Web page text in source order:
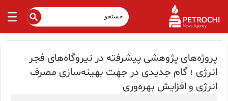
پروژه‌های پژوهشی پیشرفته در نیروگاه‌های فجر
انرژی ؛ گام جدیدی در جهت بهینه‌سازی مصرف
انرژی و افزایش بهره‌وری